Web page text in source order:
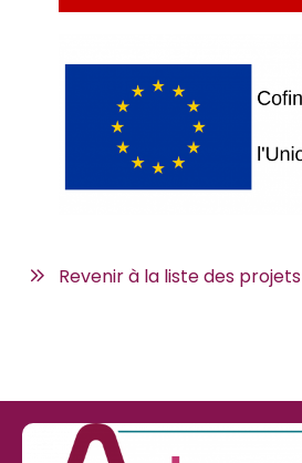
Revenir à la liste des projets